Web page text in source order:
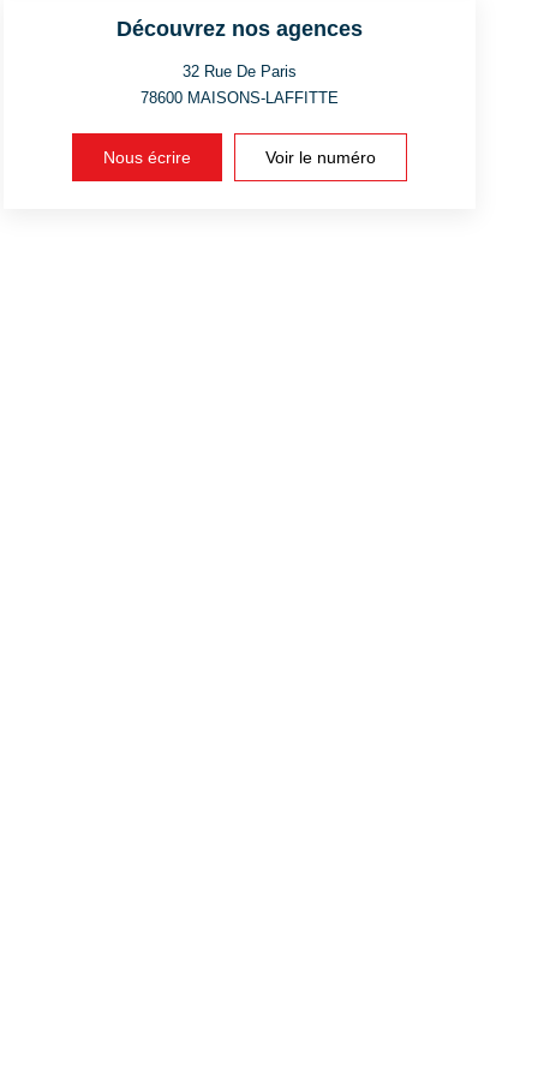
Découvrez nos agences
32 Rue De Paris
78600 MAISONS-LAFFITTE
Nous écrire Voir le numéro